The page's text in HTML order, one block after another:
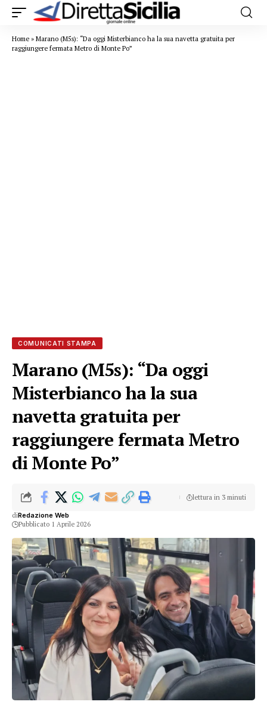
Home » Marano (M5s): “Da oggi Misterbianco ha la sua navetta gratuita per
raggiungere fermata Metro di Monte Po”
COMUNICATI STAMPA
Marano (M5s): “Da oggi
Misterbianco ha la sua
navetta gratuita per
raggiungere fermata Metro
di Monte Po”
diRedazione Web
Pubblicato 1 Aprile 2026
lettura in 3 minuti